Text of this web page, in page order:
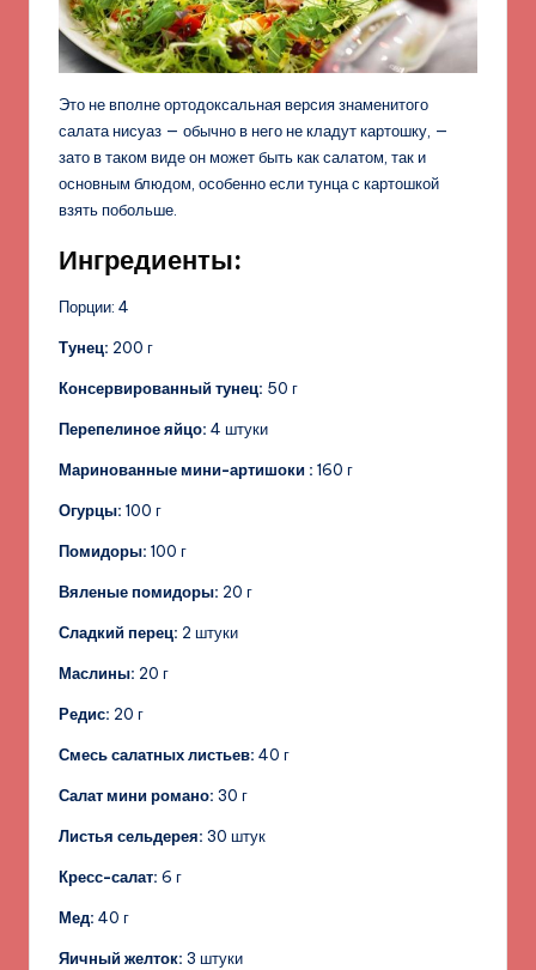
Это не вполне ортодоксальная версия знаменитого
салата нисуаз — обычно в него не кладут картошку, —
зато в таком виде он может быть как салатом, так и
основным блюдом, особенно если тунца с картошкой
взять побольше.
Ингредиенты:
Порции: 4
Тунец: 200 г
Консервированный тунец: 50 г
Перепелиное яйцо: 4 штуки
Маринованные мини-артишоки : 160 г
Огурцы: 100 г
Помидоры: 100 г
Вяленые помидоры: 20 г
Сладкий перец: 2 штуки
Маслины: 20 г
Редис: 20 г
Смесь салатных листьев: 40 г
Салат мини романо: 30 г
Листья сельдерея: 30 штук
Кресс-салат: 6 г
Мед: 40 г
Яичный желток: 3 штуки